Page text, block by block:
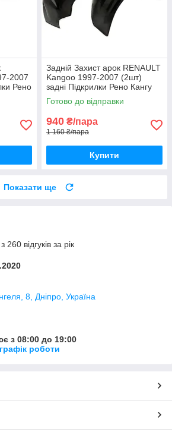
2007
Рено
Задній Захист арок RENAULT
Kangoo 1997-2007 (2шт)
задні Підкрилки Рено Кангу
до 2007 пара задніх
Готово до відправки
940 ₴/пара
1 160 ₴/пара
Купити
Показати ще
відгуків за рік
8, Дніпро, Україна
з 08:00 до 19:00
роботи